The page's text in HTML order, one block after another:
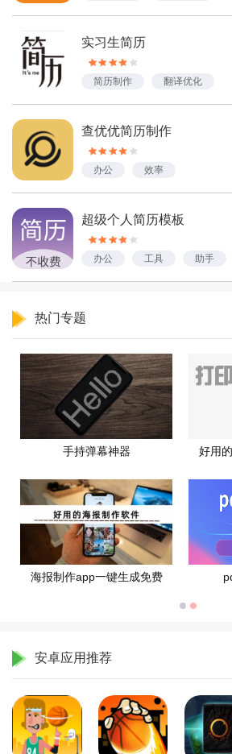
实习生简历
简历制作 翻译优化
查优优简历制作
办公 效率
超级个人简历模板
办公 工具 助手
热门专题
手持弹幕神器 好用
海报制作app一键生成免费
安卓应用推荐